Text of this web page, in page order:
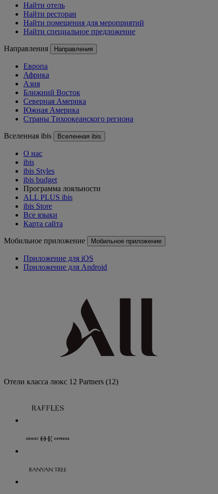
Найти отель
Найти ресторан
Найти помещения для мероприятий
Найти специальное предложение
Направления Направления
Европа
Африка
Азия
Ближний Восток
Северная Америка
Южная Америка
Страны Тихоокеанского региона
Вселенная ibis Вселенная ibis
О нас
ibis
ibis Styles
ibis budget
Программа лояльности
ALL PLUS ibis
ibis Store
Все языки
Карта сайта
Мобильное приложение Мобильное приложение
Приложение для iOS
Приложение для Android
Отели класса люкс 12 Partners (12)